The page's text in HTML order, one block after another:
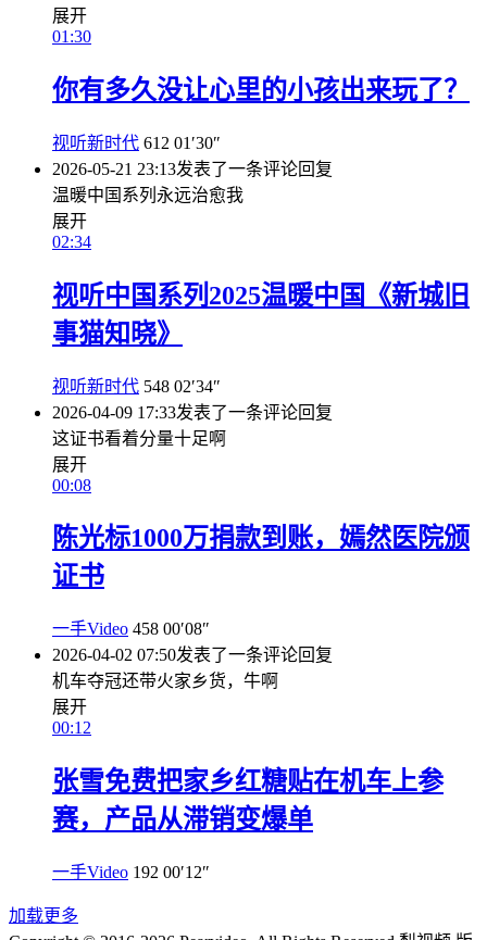
展开
01:30
你有多久没让心里的小孩出来玩了？
视听新时代 612 01′30″
2026-05-21 23:13发表了一条评论回复
温暖中国系列永远治愈我
展开
02:34
视听中国系列2025温暖中国《新城旧
事猫知晓》
视听新时代 548 02′34″
2026-04-09 17:33发表了一条评论回复
这证书看着分量十足啊
展开
00:08
陈光标1000万捐款到账，嫣然医院颁
证书
一手Video 458 00′08″
2026-04-02 07:50发表了一条评论回复
机车夺冠还带火家乡货，牛啊
展开
00:12
张雪免费把家乡红糖贴在机车上参
赛，产品从滞销变爆单
一手Video 192 00′12″
加载更多